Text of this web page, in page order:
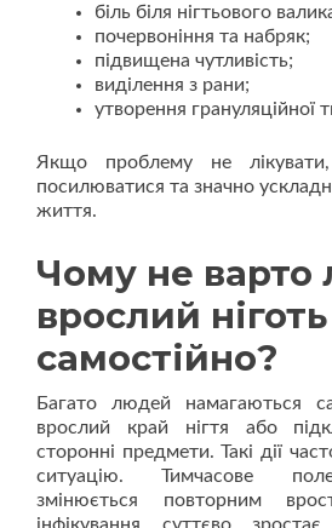
біль біля нігтьового
почервоніння та набряк;
підвищена чутливість;
виділення з рани;
утворення грануляційної
Якщо проблему не
посилюватися та значно
життя.
Чому не варто
врослий ніготь
самостійно?
Багато людей намагаються
врослий край нігтя або
сторонні предмети. Такі дії
ситуацію. Тимчасове
змінюється повторним
інфікування суттєво